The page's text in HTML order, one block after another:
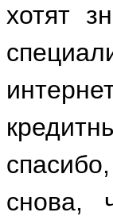
хотят
снова,